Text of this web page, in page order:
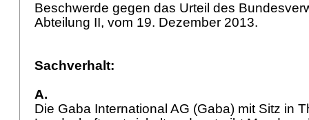
Beschwerde gegen das Urteil des
Abteilung II, vom 19. Dezember 2013.
Sachverhalt:
A.
Die Gaba International AG (Gaba) mit Sitz in